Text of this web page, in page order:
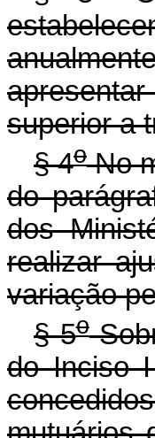
superior a
§ 4oNo
do
dos
realizar
variação
§ 5o
do Inciso